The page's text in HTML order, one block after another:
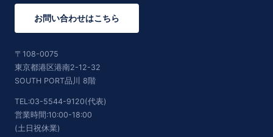
お問い合わせはこちら
〒108-0075
東京都港区港南2-12-32
SOUTH PORT品川 8階
TEL:03-5544-9120(代表)
営業時間:10:00-18:00
(土日祝休業)